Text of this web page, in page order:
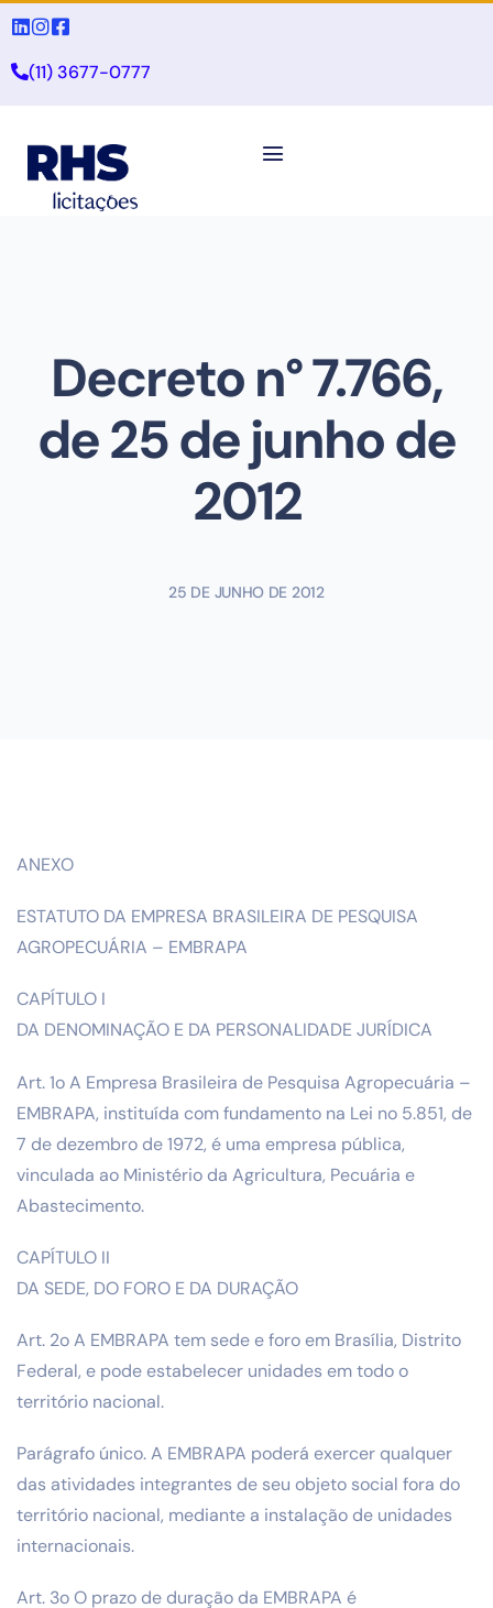
(11) 3677-0777
Decreto n° 7.766,
de 25 de junho de
2012
25 DE JUNHO DE 2012
ANEXO
ESTATUTO DA EMPRESA BRASILEIRA DE PESQUISA
AGROPECUÁRIA – EMBRAPA
CAPÍTULO I
DA DENOMINAÇÃO E DA PERSONALIDADE JURÍDICA
Art. 1o A Empresa Brasileira de Pesquisa Agropecuária –
EMBRAPA, instituída com fundamento na Lei no 5.851, de
7 de dezembro de 1972, é uma empresa pública,
vinculada ao Ministério da Agricultura, Pecuária e
Abastecimento.
CAPÍTULO II
DA SEDE, DO FORO E DA DURAÇÃO
Art. 2o A EMBRAPA tem sede e foro em Brasília, Distrito
Federal, e pode estabelecer unidades em todo o
território nacional.
Parágrafo único. A EMBRAPA poderá exercer qualquer
das atividades integrantes de seu objeto social fora do
território nacional, mediante a instalação de unidades
internacionais.
Art. 3o O prazo de duração da EMBRAPA é